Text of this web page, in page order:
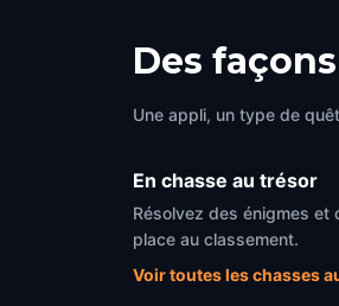
Des
Une appli, un type de
En chasse au trésor
Résolvez des énigmes et
place au classement.
Voir toutes les chasses